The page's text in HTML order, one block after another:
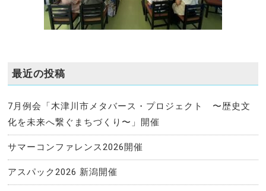
最近の投稿
7月例会「木津川市メタバース・プロジェクト 〜歴史文
化を未来へ繋ぐまちづくり〜」開催
サマーコンファレンス2026開催
アスパック2026 新潟開催